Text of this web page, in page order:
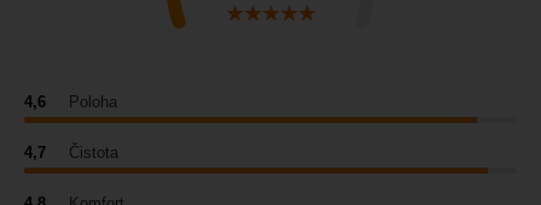
4,6 Poloha
4,7 Čistota